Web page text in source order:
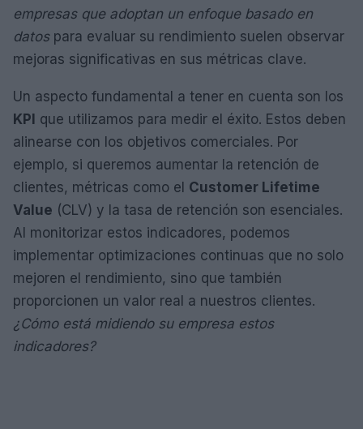
empresas que adoptan un enfoque basado en
datospara evaluar su rendimiento suelen observar
mejoras significativas en sus métricas clave.
Un aspecto fundamental a tener en cuenta son los
KPI que utilizamos para medir el éxito. Estos deben
alinearse con los objetivos comerciales. Por
ejemplo, si queremos aumentar la retención de
clientes, métricas como el Customer Lifetime
Value (CLV) y la tasa de retención son esenciales.
Al monitorizar estos indicadores, podemos
implementar optimizaciones continuas que no solo
mejoren el rendimiento, sino que también
proporcionen un valor real a nuestros clientes.
¿Cómo está midiendo su empresa estos
indicadores?